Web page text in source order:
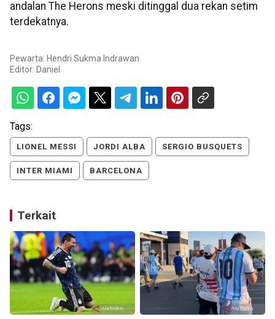
andalan The Herons meski ditinggal dua rekan setim
terdekatnya.
Pewarta: Hendri Sukma Indrawan
Editor: Daniel
Tags:
LIONEL MESSI JORDI ALBA SERGIO BUSQUETS
INTER MIAMI BARCELONA
Terkait